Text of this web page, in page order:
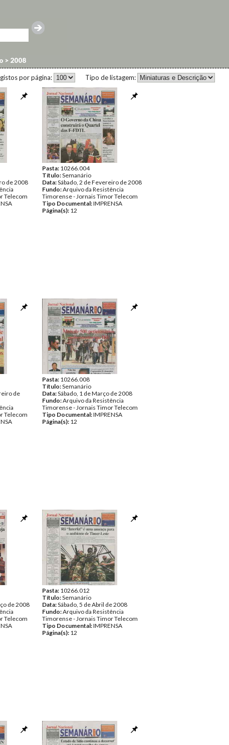
> 2008
Tipo de listagem:
por página:
de 2008
Telecom
Pasta: 10266.004
Título:Semanário
Data:Sábado, 2 de Fevereiro de 2008
Fundo:Arquivo da Resistência
Timorense - Jornais Timor Telecom
Tipo Documental:IMPRENSA
Página(s): 12
de
Telecom
Pasta: 10266.008
Título:Semanário
Data:Sábado, 1 de Março de 2008
Fundo:Arquivo da Resistência
Timorense - Jornais Timor Telecom
Tipo Documental:IMPRENSA
Página(s): 12
de 2008
Telecom
Pasta: 10266.012
Título:Semanário
Data:Sábado, 5 de Abril de 2008
Fundo:Arquivo da Resistência
Timorense - Jornais Timor Telecom
Tipo Documental:IMPRENSA
Página(s): 12